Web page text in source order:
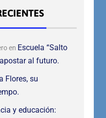
en Escuela “Salto
al futuro.
Flores, su
y educación: